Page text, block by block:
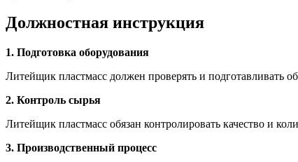
Должностная инструкция
1. Подготовка оборудования
Литейщик пластмасс должен проверять и подготавливать
2. Контроль сырья
Литейщик пластмасс обязан контролировать качество и
3. Производственный процесс